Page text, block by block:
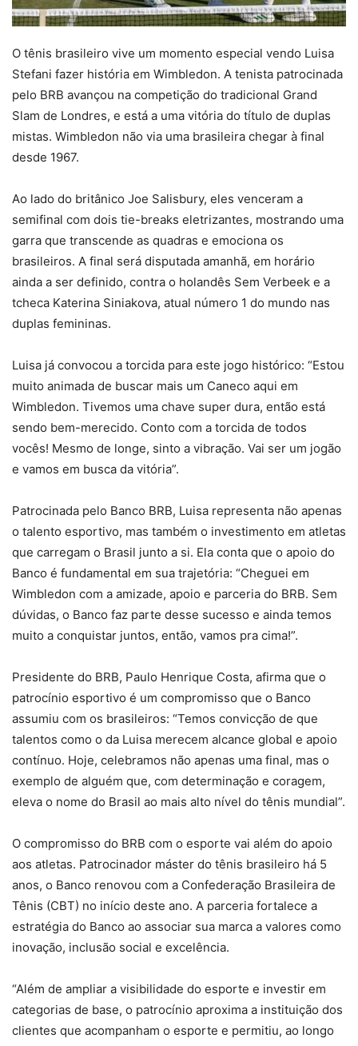
O tênis brasileiro vive um momento especial vendo Luisa
Stefani fazer história em Wimbledon. A tenista patrocinada
pelo BRB avançou na competição do tradicional Grand
Slam de Londres, e está a uma vitória do título de duplas
mistas. Wimbledon não via uma brasileira chegar à final
desde 1967.
Ao lado do britânico Joe Salisbury, eles venceram a
semifinal com dois tie-breaks eletrizantes, mostrando uma
garra que transcende as quadras e emociona os
brasileiros. A final será disputada amanhã, em horário
ainda a ser definido, contra o holandês Sem Verbeek e a
tcheca Katerina Siniakova, atual número 1 do mundo nas
duplas femininas.
Luisa já convocou a torcida para este jogo histórico: “Estou
muito animada de buscar mais um Caneco aqui em
Wimbledon. Tivemos uma chave super dura, então está
sendo bem-merecido. Conto com a torcida de todos
vocês! Mesmo de longe, sinto a vibração. Vai ser um jogão
e vamos em busca da vitória”.
Patrocinada pelo Banco BRB, Luisa representa não apenas
o talento esportivo, mas também o investimento em atletas
que carregam o Brasil junto a si. Ela conta que o apoio do
Banco é fundamental em sua trajetória: “Cheguei em
Wimbledon com a amizade, apoio e parceria do BRB. Sem
dúvidas, o Banco faz parte desse sucesso e ainda temos
muito a conquistar juntos, então, vamos pra cima!”.
Presidente do BRB, Paulo Henrique Costa, afirma que o
patrocínio esportivo é um compromisso que o Banco
assumiu com os brasileiros: “Temos convicção de que
talentos como o da Luisa merecem alcance global e apoio
contínuo. Hoje, celebramos não apenas uma final, mas o
exemplo de alguém que, com determinação e coragem,
eleva o nome do Brasil ao mais alto nível do tênis mundial”.
O compromisso do BRB com o esporte vai além do apoio
aos atletas. Patrocinador máster do tênis brasileiro há 5
anos, o Banco renovou com a Confederação Brasileira de
Tênis (CBT) no início deste ano. A parceria fortalece a
estratégia do Banco ao associar sua marca a valores como
inovação, inclusão social e excelência.
“Além de ampliar a visibilidade do esporte e investir em
categorias de base, o patrocínio aproxima a instituição dos
clientes que acompanham o esporte e permitiu, ao longo